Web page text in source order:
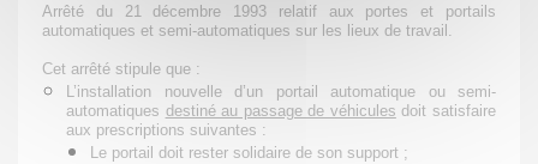
Arrêté du 21 décembre 1993 relatif aux portes et portails
automatiques et semi-automatiques sur les lieux de travail.
Cet arrêté stipule que :
L’installation nouvelle d’un portail automatique ou semi-
automatiques destiné au passage de véhicules doit satisfaire
aux prescriptions suivantes :
Le portail doit rester solidaire de son support ;